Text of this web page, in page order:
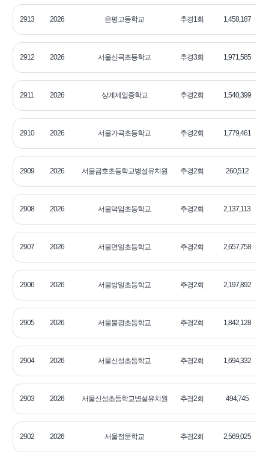
2913 2026 은평고등학교 추경1회 1,458,187
2912 2026 서울신곡초등학교 추경3회 1,971,585
2911 2026 상계제일중학교 추경2회 1,540,399
2910 2026 서울가곡초등학교 추경2회 1,779,461
2909 2026 서울금호초등학교병설유치원 추경2회 260,512
2908 2026 서울덕암초등학교 추경2회 2,137,113
2907 2026 서울면일초등학교 추경2회 2,657,758
2906 2026 서울방일초등학교 추경2회 2,197,892
2905 2026 서울불광초등학교 추경2회 1,842,128
2904 2026 서울신성초등학교 추경2회 1,694,332
2903 2026 서울신성초등학교병설유치원 추경2회 494,745
2902 2026 서울정문학교 추경2회 2,569,025